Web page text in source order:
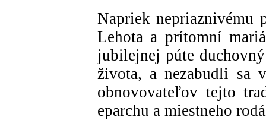
Napriek nepriaznivému
Lehota a prítomní
jubilejnej púte
života, a nezabudli sa
obnovovateľov tejto
eparchu a miestneho